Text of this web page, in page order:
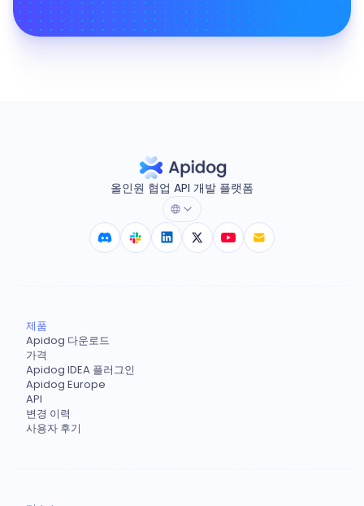
올인원 협업 API 개발 플랫폼
제품
Apidog 다운로드
가격
Apidog IDEA 플러그인
Apidog Europe
API
변경 이력
사용자 후기